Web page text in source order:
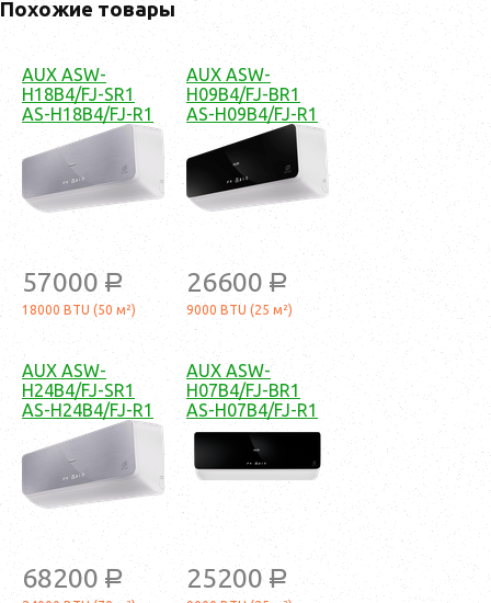
Похожие товары
AUX ASW-
H18B4/FJ-SR1
AS-H18B4/FJ-R1
57000 a
18000 BTU (50 м²)
AUX ASW-
H09B4/FJ-BR1
AS-H09B4/FJ-R1
26600 a
9000 BTU (25 м²)
AUX ASW-
H24B4/FJ-SR1
AS-H24B4/FJ-R1
68200 a
AUX ASW-
H07B4/FJ-BR1
AS-H07B4/FJ-R1
25200 a